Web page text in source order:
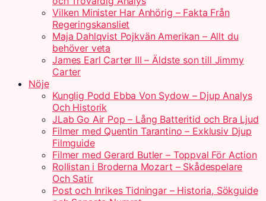
Vilken Minister Har Anhörig – Fakta Från
Regeringskansliet
Maja Dahlqvist Pojkvän Amerikan – Allt du
behöver veta
James Earl Carter III – Äldste son till Jimmy
Carter
Nöje
Kunglig Podd Ebba Von Sydow – Djup Analys
Och Historik
JLab Go Air Pop – Lång Batteritid och Bra Ljud
Filmer med Quentin Tarantino – Exklusiv Djup
Filmguide
Filmer med Gerard Butler – Toppval För Action
Rollistan i Broderna Mozart – Skådespelare
Och Satir
Post och Inrikes Tidningar – Historia, Sökguide